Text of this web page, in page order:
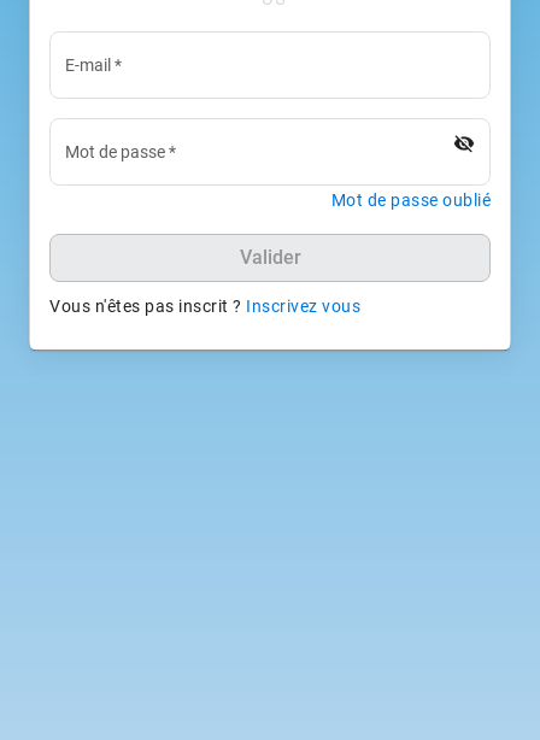
E-mail *
Mot de passe* visibility_off
Mot de passe oublié
Valider
Vous n'êtes pas inscrit ? Inscrivez vous